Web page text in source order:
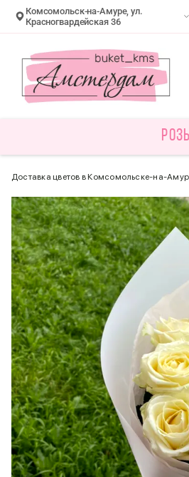
Комсомольск-на-Амуре, ул.
Красногвардейская 36
Доставка цветов в Комсомольске-на-